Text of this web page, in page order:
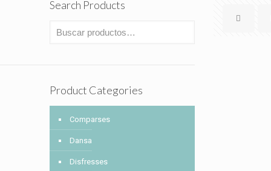
Search Products
Product Categories
Comparses
Dansa
Disfresses